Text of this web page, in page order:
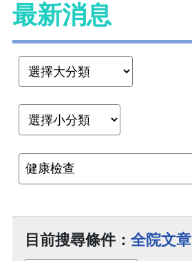
最新消息
目前搜尋條件： 全院文章